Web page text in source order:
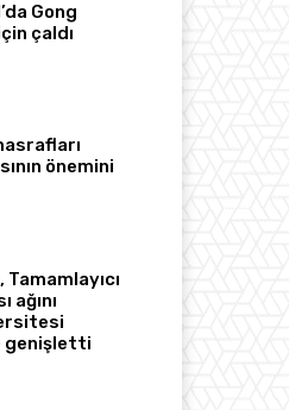
Gong
çaldı
önemini
ağını
genişletti